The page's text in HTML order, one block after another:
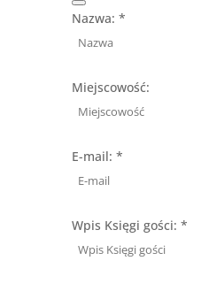
Hide
this
form.
Nazwa: *
Miejscowość:
E-mail: *
Wpis Księgi gości: *